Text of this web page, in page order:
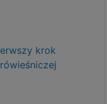
krok